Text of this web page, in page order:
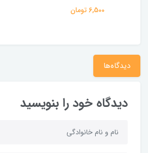
6,500 تومان
دیدگاه‌ها
دیدگاه خود را بنویسید